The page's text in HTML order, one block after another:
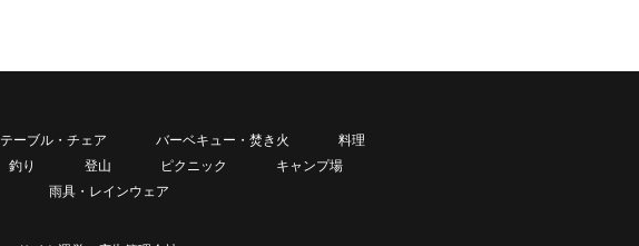
テーブル・チェア バーベキュー・焚き火
料理
釣り 登山 ピクニック
キャンプ場
雨具・レインウェア